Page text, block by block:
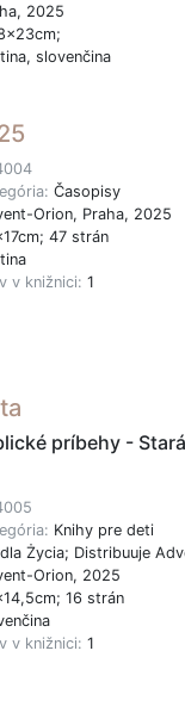
2025
slovenčina
Časopisy
Orion, Praha, 2025
47 strán
v knižnici: 1
príbehy -
Knihy pre deti
Życia; Distribuuje
Orion, 2025
16 strán
v knižnici: 1